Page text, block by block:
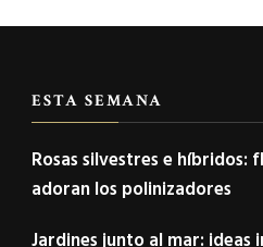
ESTA SEMANA
Rosas silvestres e híbridos:
adoran los polinizadores
Jardines junto al mar: ideas